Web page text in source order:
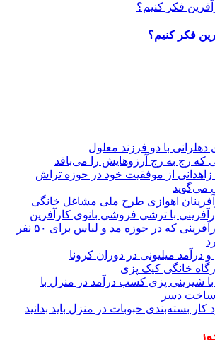
فکر کنیم؟
دهلرانی با دو فرزند معلول
که رج به رج آرزوهایش را می‌بافد
زاهدانی از موفقیت خود در حوزه تراش
می‌گوید
اهوازی طرح ملی مشاغل خانگی
با ترشی فروشی بانوی کارآفرین
روایت بانوی کارآفرینی که در حوزه مد و لباس برای ۵۰ نفر
میلیونی در دوران کرونا
خانگی کیک پزی
شیرینی پزی کسب درآمد در منزل با
ساخت دسر
کار بسته‌بندی حبوبات در منزل باید بدانید